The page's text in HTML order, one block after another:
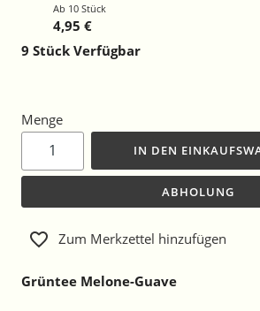
Ab 10 Stück
4,95 €
9 Stück Verfügbar
Menge
IN DEN
ABHOLUNG
Zum Merkzettel hinzufügen
Grüntee Melone-Guave